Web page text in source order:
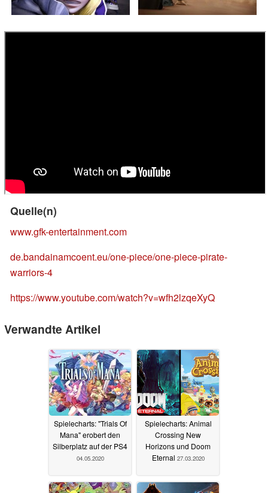
Quelle(n)
www.gfk-entertainment.com
de.bandainamcoent.eu/one-piece/one-piece-pirate-
warriors-4
https://www.youtube.com/watch?v=wfh2lzqeXyQ
Verwandte Artikel
Spielecharts: "Trials Of
Mana" erobert den
Silberplatz auf der PS4
04.05.2020
Spielecharts: Animal
Crossing New
Horizons und Doom
Eternal 27.03.2020